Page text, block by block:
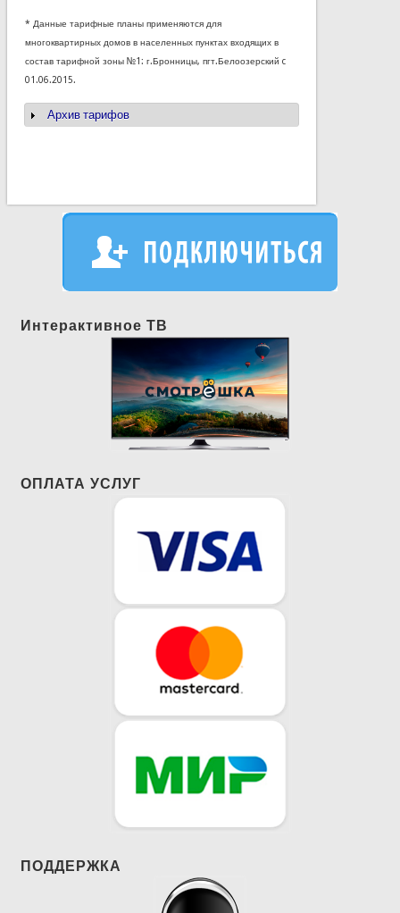
* Данные тарифные планы применяются для
многоквартирных домов в населенных пунктах входящих в
состав тарифной зоны №1: г.Бронницы, пгт.Белоозерский c
01.06.2015.
Show
Архив тарифов
Интерактивное ТВ
ОПЛАТА УСЛУГ
ПОДДЕРЖКА